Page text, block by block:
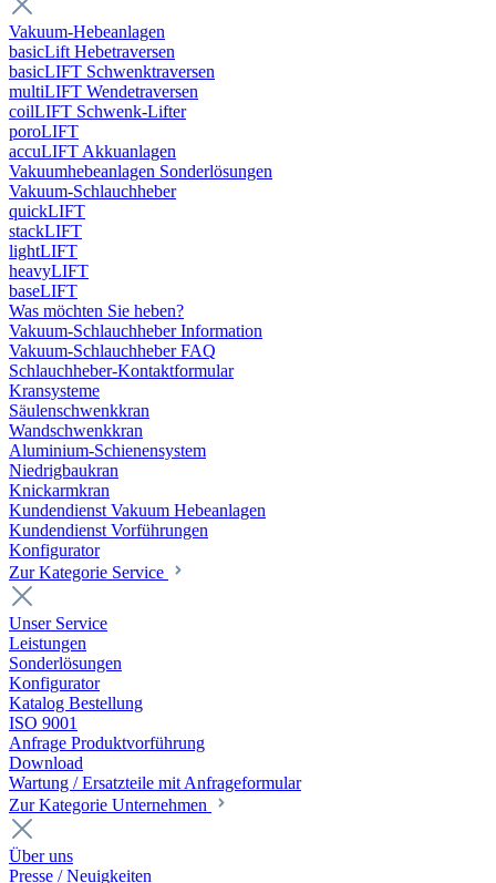
Vakuum-Hebeanlagen
basicLift Hebetraversen
basicLIFT Schwenktraversen
multiLIFT Wendetraversen
coilLIFT Schwenk-Lifter
poroLIFT
accuLIFT Akkuanlagen
Vakuumhebeanlagen Sonderlösungen
Vakuum-Schlauchheber
quickLIFT
stackLIFT
lightLIFT
heavyLIFT
baseLIFT
Was möchten Sie heben?
Vakuum-Schlauchheber Information
Vakuum-Schlauchheber FAQ
Schlauchheber-Kontaktformular
Kransysteme
Säulenschwenkkran
Wandschwenkkran
Aluminium-Schienensystem
Niedrigbaukran
Knickarmkran
Kundendienst Vakuum Hebeanlagen
Kundendienst Vorführungen
Konfigurator
Zur Kategorie Service
Unser Service
Leistungen
Sonderlösungen
Konfigurator
Katalog Bestellung
ISO 9001
Anfrage Produktvorführung
Download
Wartung / Ersatzteile mit Anfrageformular
Zur Kategorie Unternehmen
Über uns
Presse / Neuigkeiten